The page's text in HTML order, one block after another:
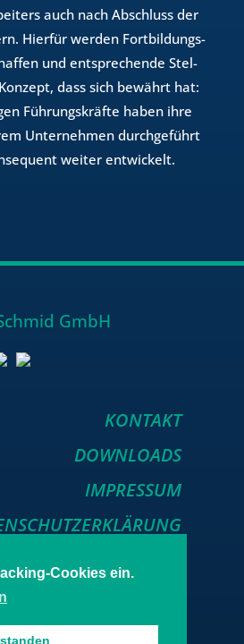
Cookies ein.
auch nach Ab­schluss der
Hier­für wer­den Fort­bil­dungs­
und ent­spre­chen­de Stel­
dass sich be­währt hat:
Füh­rungs­kräf­te haben ihre
Un­ter­neh­men durch­ge­führt
wei­ter ent­wi­ckelt.
GmbH
KONTAKT
DOWNLOADS
IMPRESSUM